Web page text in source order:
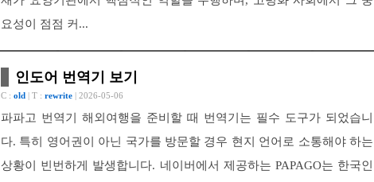
요성이 점점 커...
인도어 번역기 보기
C : old | T : rewrite | 2026-05-06
파파고 번역기 해외여행을 준비할 때 번역기는 필수 도구가 되었습니
다. 특히 영어권이 아닌 국가를 방문할 경우 현지 언어로 소통해야 하는
상황이 빈번하게 발생합니다. 네이버에서 제공하는 PAPAGO는 한국인